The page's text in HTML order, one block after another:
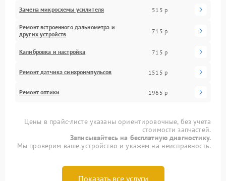
Замена микросхемы усилителя 515 р
Ремонт встроенного дальнометра и
других устройств
715 р
Калибровка и настройка 715 р
Ремонт датчика синхроимпульсов 1515 р
Ремонт оптики 1965 р
Цены в прайс-листе указаны ориентировочные, без учета
стоимости запчастей.
Записывайтесь на бесплатную диагностику.
Мы проверим ваше устройство и укажем на неисправность.
Показать все услуги